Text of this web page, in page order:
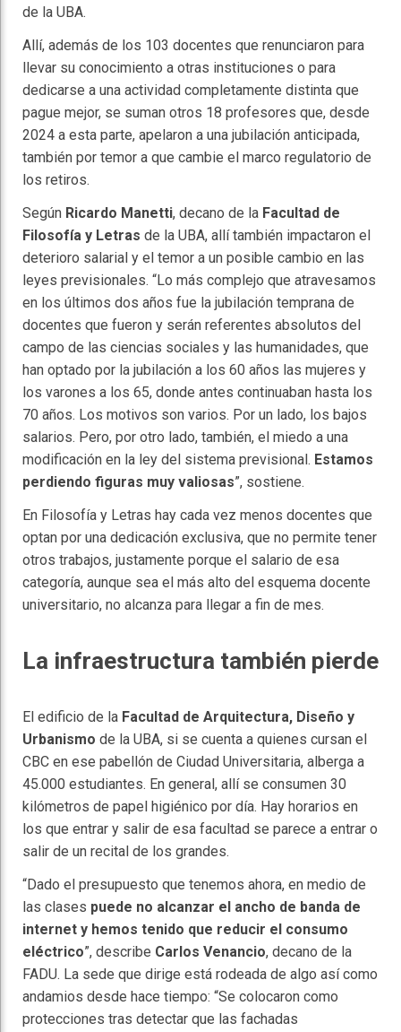
de la UBA.
Allí, además de los 103 docentes que renunciaron para
llevar su conocimiento a otras instituciones o para
dedicarse a una actividad completamente distinta que
pague mejor, se suman otros 18 profesores que, desde
2024 a esta parte, apelaron a una jubilación anticipada,
también por temor a que cambie el marco regulatorio de
los retiros.
Según Ricardo Manetti, decano de la Facultad de
Filosofía y Letras de la UBA, allí también impactaron el
deterioro salarial y el temor a un posible cambio en las
leyes previsionales. “Lo más complejo que atravesamos
en los últimos dos años fue la jubilación temprana de
docentes que fueron y serán referentes absolutos del
campo de las ciencias sociales y las humanidades, que
han optado por la jubilación a los 60 años las mujeres y
los varones a los 65, donde antes continuaban hasta los
70 años. Los motivos son varios. Por un lado, los bajos
salarios. Pero, por otro lado, también, el miedo a una
modificación en la ley del sistema previsional. Estamos
perdiendo figuras muy valiosas”, sostiene.
En Filosofía y Letras hay cada vez menos docentes que
optan por una dedicación exclusiva, que no permite tener
otros trabajos, justamente porque el salario de esa
categoría, aunque sea el más alto del esquema docente
universitario, no alcanza para llegar a fin de mes.
La infraestructura también pierde
El edificio de la Facultad de Arquitectura, Diseño y
Urbanismo de la UBA, si se cuenta a quienes cursan el
CBC en ese pabellón de Ciudad Universitaria, alberga a
45.000 estudiantes. En general, allí se consumen 30
kilómetros de papel higiénico por día. Hay horarios en
los que entrar y salir de esa facultad se parece a entrar o
salir de un recital de los grandes.
“Dado el presupuesto que tenemos ahora, en medio de
las clases puede no alcanzar el ancho de banda de
internet y hemos tenido que reducir el consumo
eléctrico”, describe Carlos Venancio, decano de la
FADU. La sede que dirige está rodeada de algo así como
andamios desde hace tiempo: “Se colocaron como
protecciones tras detectar que las fachadas